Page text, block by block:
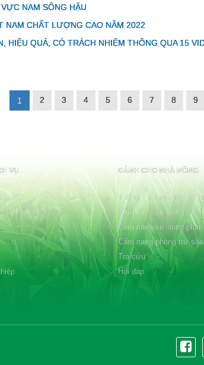
NAM SÔNG HẬU
NAM CHẤT LƯỢNG CAO NĂM 2022
HIỆU QUẢ, CÓ TRÁCH NHIỆM THÔNG QUA 15
1 2 3 4 5 6 7 8 9
VỤ
vật
sinh trưởng
DÀNH CHO NHÀ NÔNG
Thông tin khoa học kỹ
Cẩm nang về giống cây
Cẩm nang sử dụng
Cẩm nang phòng trừ
Tra cứu
Hỏi đáp